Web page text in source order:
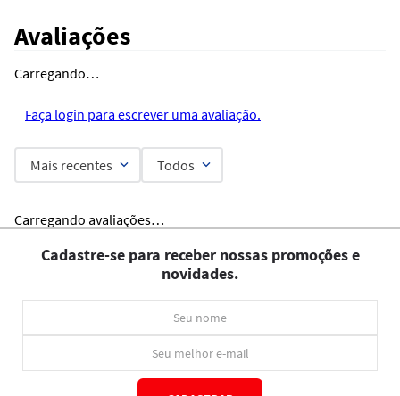
Avaliações
Carregando…
Faça login para escrever uma avaliação.
Mais recentes Todos
Carregando avaliações…
Cadastre-se para receber nossas promoções e
novidades.